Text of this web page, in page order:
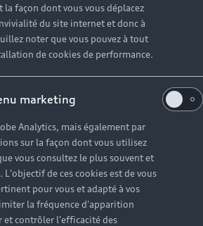
la façon dont vous vous déplacez
du site internet et donc à
noter que vous pouvez à tout
de cookies de performance.
marketing
Analytics, mais également par
sur la façon dont vous utilisez
vous consultez le plus souvent et
de ces cookies est de vous
pour vous et adapté à vos
la fréquence d'apparition
et contrôler l'efficacité des